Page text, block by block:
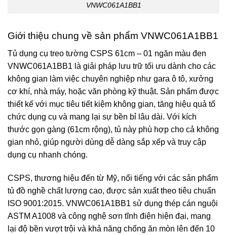
VNWC061A1BB1
Giới thiệu chung về sản phẩm VNWC061A1BB1
Tủ dụng cụ treo tường CSPS 61cm – 01 ngăn màu đen
VNWC061A1BB1 là giải pháp lưu trữ tối ưu dành cho các
không gian làm việc chuyên nghiệp như gara ô tô, xưởng
cơ khí, nhà máy, hoặc văn phòng kỹ thuật. Sản phẩm được
thiết kế với mục tiêu tiết kiệm không gian, tăng hiệu quả tổ
chức dụng cụ và mang lại sự bền bỉ lâu dài. Với kích
thước gọn gàng (61cm rộng), tủ này phù hợp cho cả không
gian nhỏ, giúp người dùng dễ dàng sắp xếp và truy cập
dụng cụ nhanh chóng.
CSPS, thương hiệu đến từ Mỹ, nổi tiếng với các sản phẩm
tủ đồ nghề chất lượng cao, được sản xuất theo tiêu chuẩn
ISO 9001:2015. VNWC061A1BB1 sử dụng thép cán nguội
ASTM A1008 và công nghệ sơn tĩnh điện hiện đại, mang
lại độ bền vượt trội và khả năng chống ăn mòn lên đến 10